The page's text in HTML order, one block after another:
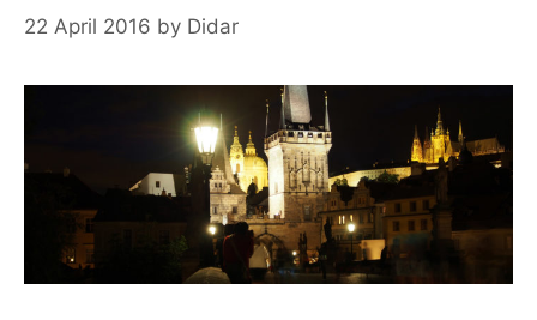
22 April 2016 by Didar